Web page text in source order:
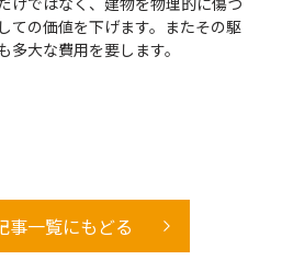
ての価値を下げます。またその駆
大な費用を要します。
事一覧にもどる